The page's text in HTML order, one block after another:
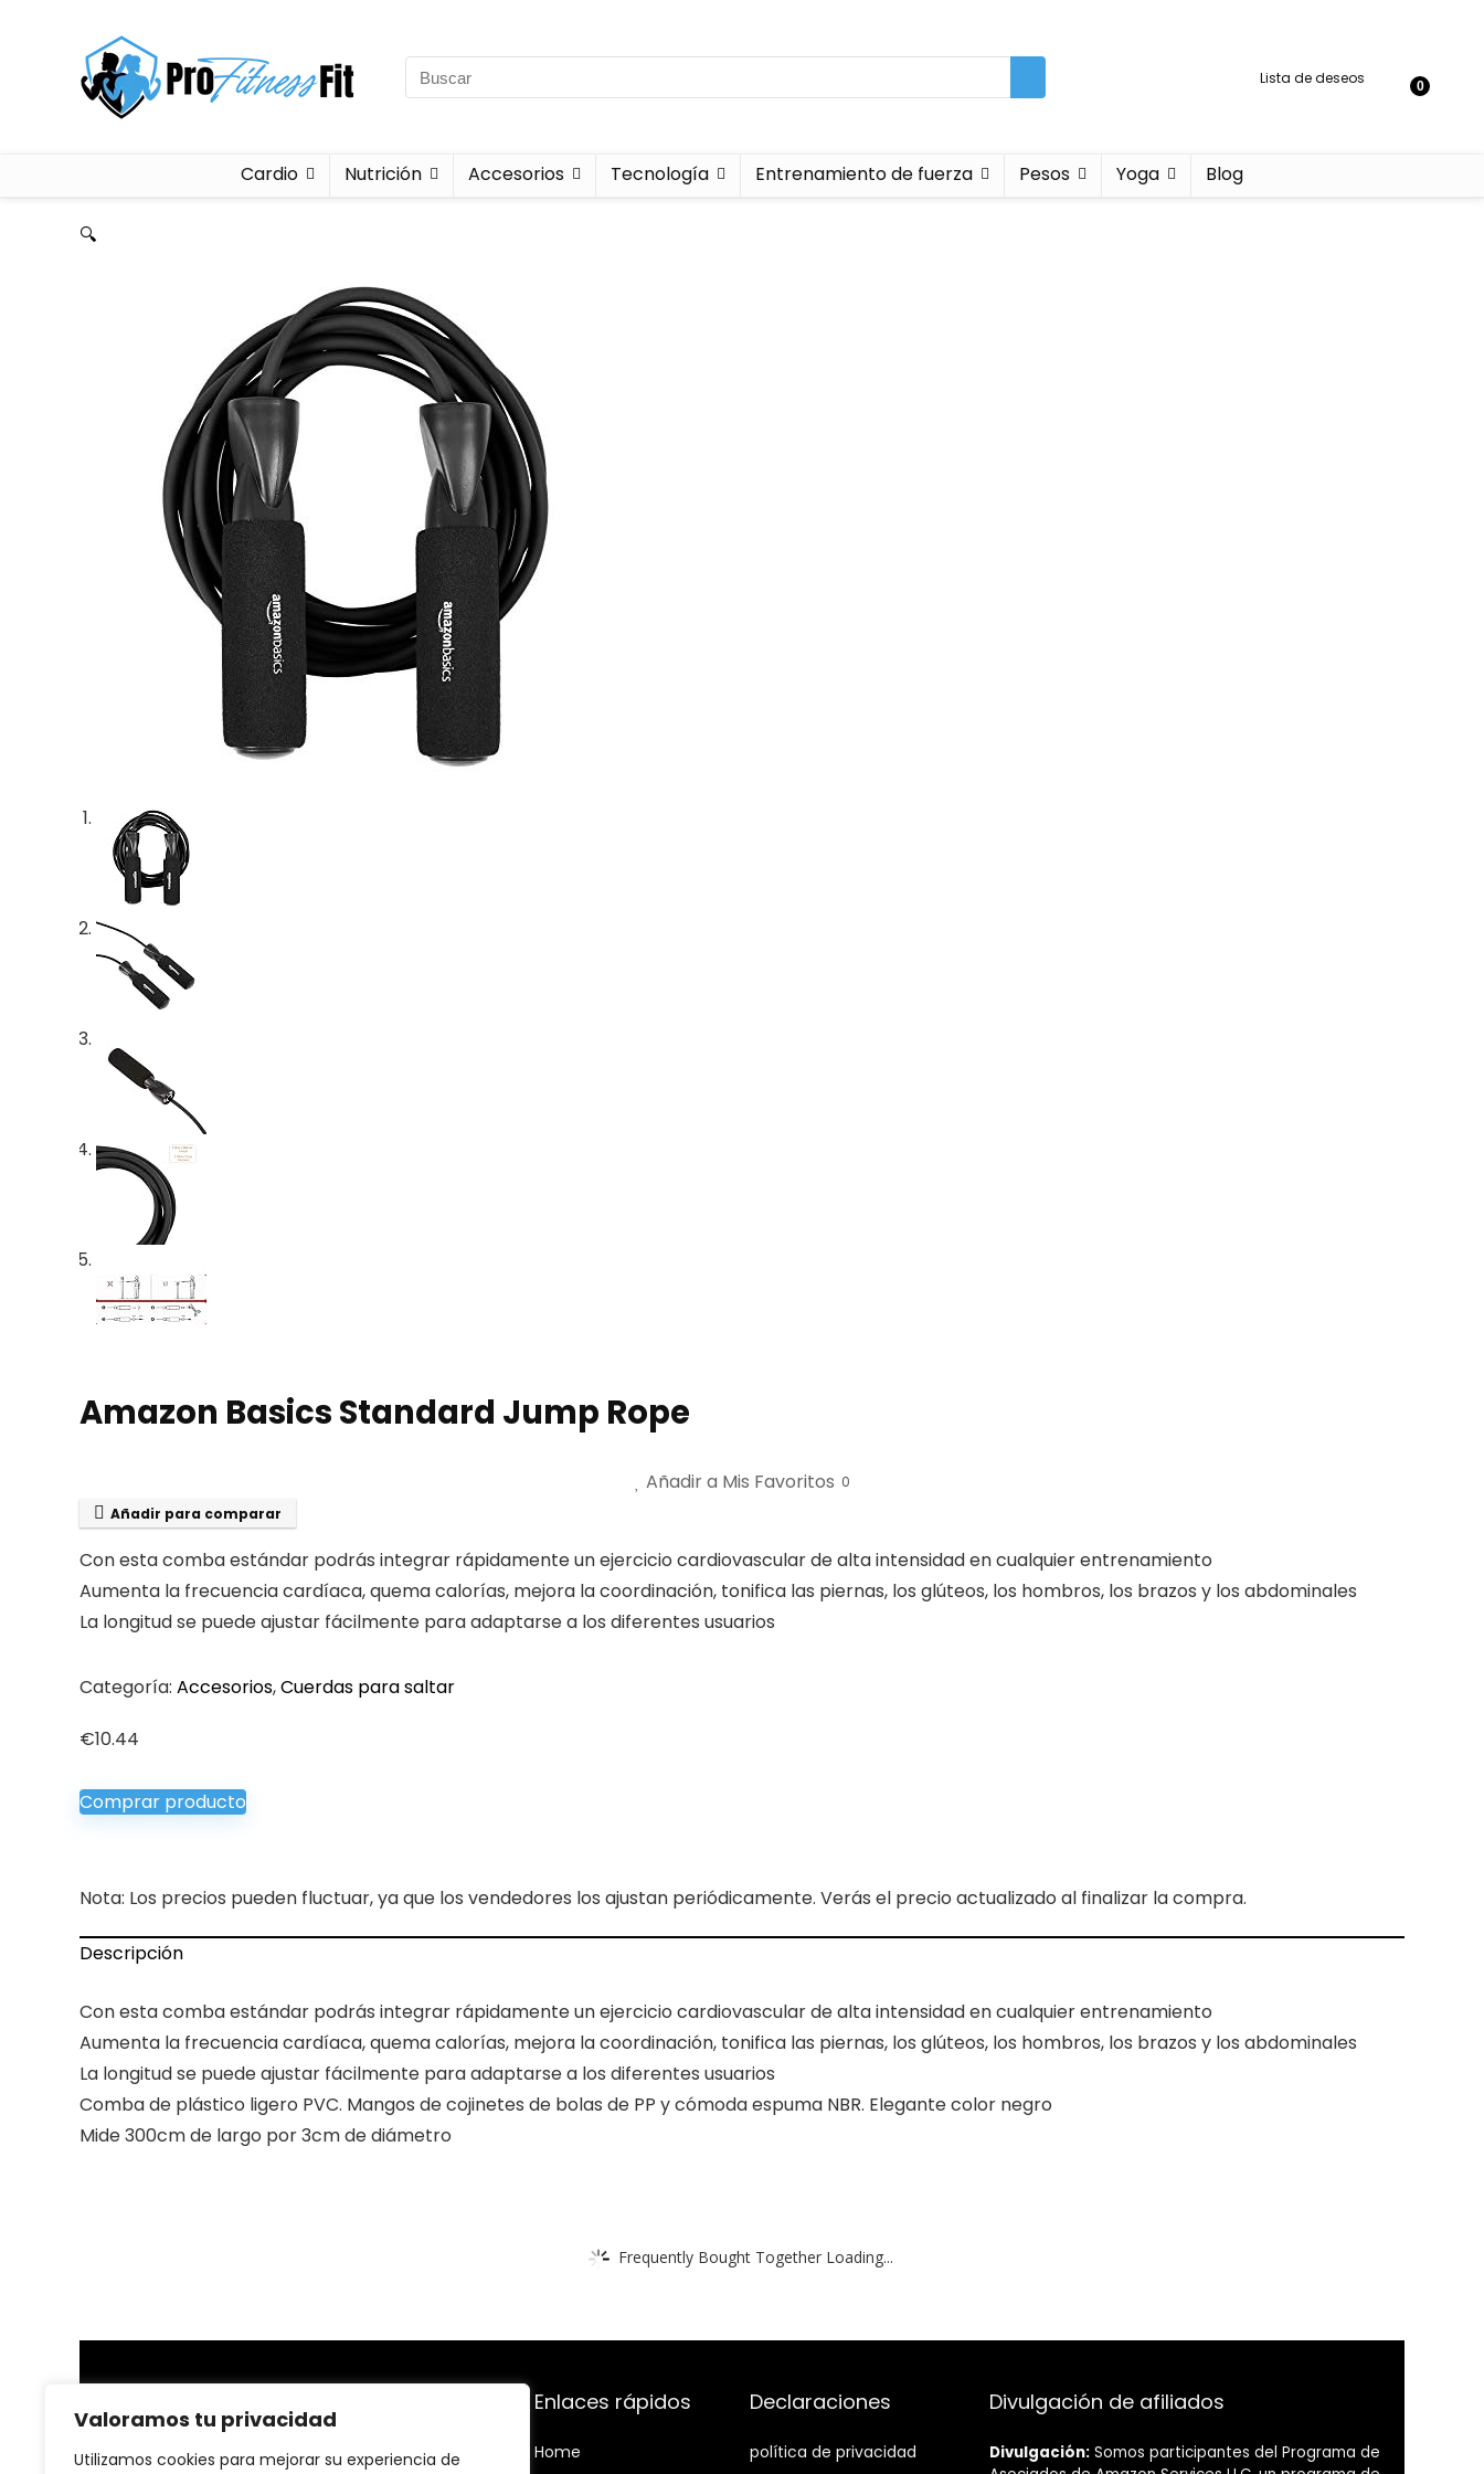
Valoramos tu privacidad
Utilizamos cookies para mejorar su experiencia de
Lista de deseos 0
Cardio Nutrición Accesorios Tecnología Entrenamiento de fuerza Pesos Yoga Blog
🔍
Amazon Basics Standard Jump Rope
Añadir a Mis Favoritos 0
Añadir para comparar
Con esta comba estándar podrás integrar rápidamente un ejercicio cardiovascular de alta intensidad en cualquier entrenamiento
Aumenta la frecuencia cardíaca, quema calorías, mejora la coordinación, tonifica las piernas, los glúteos, los hombros, los brazos y los abdominales
La longitud se puede ajustar fácilmente para adaptarse a los diferentes usuarios
Categoría: Accesorios,Cuerdas para saltar
€10.44
Comprar producto
Nota: Los precios pueden fluctuar, ya que los vendedores los ajustan periódicamente. Verás el precio actualizado al finalizar la compra.
Descripción
Con esta comba estándar podrás integrar rápidamente un ejercicio cardiovascular de alta intensidad en cualquier entrenamiento
Aumenta la frecuencia cardíaca, quema calorías, mejora la coordinación, tonifica las piernas, los glúteos, los hombros, los brazos y los abdominales
La longitud se puede ajustar fácilmente para adaptarse a los diferentes usuarios
Comba de plástico ligero PVC. Mangos de cojinetes de bolas de PP y cómoda espuma NBR. Elegante color negro
Mide 300cm de largo por 3cm de diámetro
Frequently Bought Together Loading...
En nuestra plataforma, creemos que la salud y el
Enlaces rápidos
Home
Declaraciones
política de privacidad
Divulgación de afiliados
Divulgación: Somos participantes del Programa de